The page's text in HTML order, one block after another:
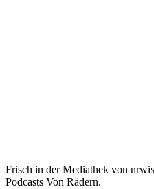
Frisch in der Mediathek von
Podcasts Von Rädern.